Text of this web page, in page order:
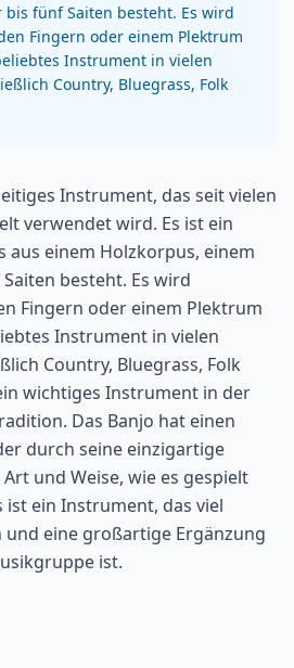
fünf Saiten besteht. Es wird
Fingern oder einem Plektrum
Instrument in vielen
Country, Bluegrass, Folk
Instrument, das seit vielen
verwendet wird. Es ist ein
aus einem Holzkorpus, einem
besteht. Es wird
Fingern oder einem Plektrum
Instrument in vielen
Country, Bluegrass, Folk
wichtiges Instrument in der
Das Banjo hat einen
durch seine einzigartige
und Weise, wie es gespielt
ein Instrument, das viel
und eine großartige Ergänzung
ist.